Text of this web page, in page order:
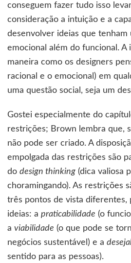
conseguem fazer tudo isso
consideração a intuição e a
desenvolver ideias que tenham
emocional além do funcional. A
maneira como os designers
racional e o emocional) em
uma questão social, seja um
Gostei especialmente do
restrições; Brown lembra que,
não pode ser criado. A
empolgada das restrições são
do design thinking (dica valiosa
choramingando). As restrições
três pontos de vista diferentes,
ideias: a praticabilidade (o
a viabilidade (o que pode se
negócios sustentável) e a
sentido para as pessoas).